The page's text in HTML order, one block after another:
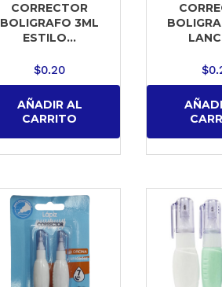
CORRECTOR
BOLIGRAFO 3ML
ESTILO...
$0.20
AÑADIR AL
CARRITO
$